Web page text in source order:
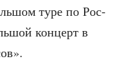
туре по Рос­
кон­церт в